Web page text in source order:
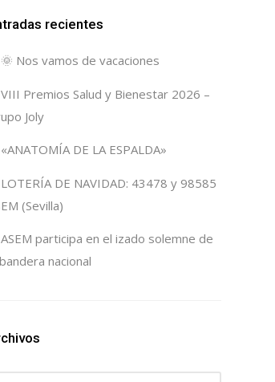
recientes
🌞 Nos vamos de vacaciones
VIII Premios Salud y Bienestar 2026 –
Joly
«ANATOMÍA DE LA ESPALDA»
LOTERÍA DE NAVIDAD: 43478 y 98585
(Sevilla)
ASEM participa en el izado solemne de
nacional